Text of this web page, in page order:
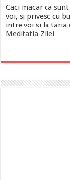
Caci macar ca
voi, si privesc cu
intre voi si la taria
Meditatia Zilei